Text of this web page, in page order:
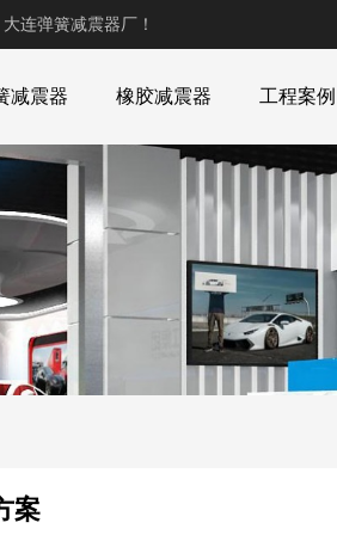
连弹簧减震器厂！
减震器 橡胶减震器 工程案例
案